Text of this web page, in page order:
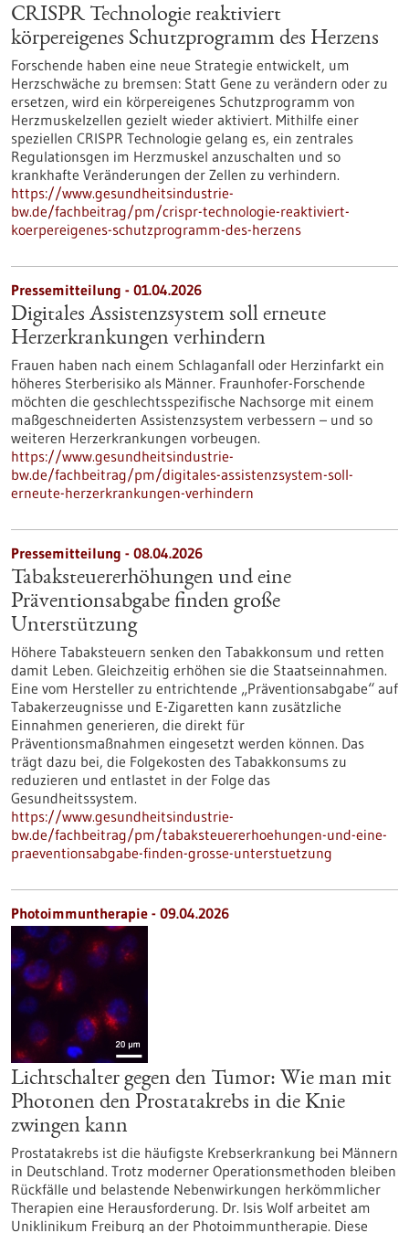
CRISPR Technologie reaktiviert
körpereigenes Schutzprogramm des Herzens
Forschende haben eine neue Strategie entwickelt, um
Herzschwäche zu bremsen: Statt Gene zu verändern oder zu
ersetzen, wird ein körpereigenes Schutzprogramm von
Herzmuskelzellen gezielt wieder aktiviert. Mithilfe einer
speziellen CRISPR Technologie gelang es, ein zentrales
Regulationsgen im Herzmuskel anzuschalten und so
krankhafte Veränderungen der Zellen zu verhindern.
https://www.gesundheitsindustrie-
bw.de/fachbeitrag/pm/crispr-technologie-reaktiviert-
koerpereigenes-schutzprogramm-des-herzens
Pressemitteilung - 01.04.2026
Digitales Assistenzsystem soll erneute
Herzerkrankungen verhindern
Frauen haben nach einem Schlaganfall oder Herzinfarkt ein
höheres Sterberisiko als Männer. Fraunhofer-Forschende
möchten die geschlechtsspezifische Nachsorge mit einem
maßgeschneiderten Assistenzsystem verbessern – und so
weiteren Herzerkrankungen vorbeugen.
https://www.gesundheitsindustrie-
bw.de/fachbeitrag/pm/digitales-assistenzsystem-soll-
erneute-herzerkrankungen-verhindern
Pressemitteilung - 08.04.2026
Tabaksteuererhöhungen und eine
Präventionsabgabe finden große
Unterstützung
Höhere Tabaksteuern senken den Tabakkonsum und retten
damit Leben. Gleichzeitig erhöhen sie die Staatseinnahmen.
Eine vom Hersteller zu entrichtende „Präventionsabgabe“ auf
Tabakerzeugnisse und E-Zigaretten kann zusätzliche
Einnahmen generieren, die direkt für
Präventionsmaßnahmen eingesetzt werden können. Das
trägt dazu bei, die Folgekosten des Tabakkonsums zu
reduzieren und entlastet in der Folge das
Gesundheitssystem.
https://www.gesundheitsindustrie-
bw.de/fachbeitrag/pm/tabaksteuererhoehungen-und-eine-
praeventionsabgabe-finden-grosse-unterstuetzung
Photoimmuntherapie - 09.04.2026
Lichtschalter gegen den Tumor: Wie man mit
Photonen den Prostatakrebs in die Knie
zwingen kann
Prostatakrebs ist die häufigste Krebserkrankung bei Männern
in Deutschland. Trotz moderner Operationsmethoden bleiben
Rückfälle und belastende Nebenwirkungen herkömmlicher
Therapien eine Herausforderung. Dr. Isis Wolf arbeitet am
Uniklinikum Freiburg an der Photoimmuntherapie. Diese